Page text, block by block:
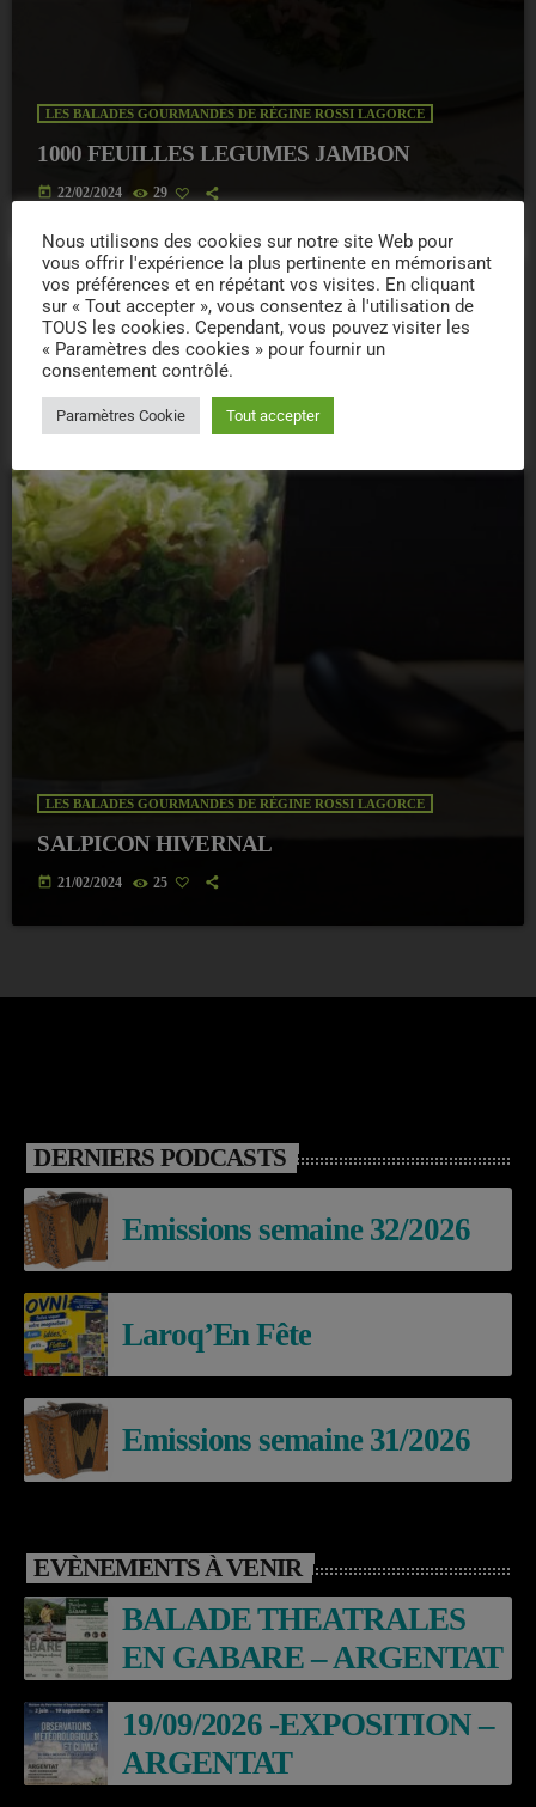
LES BALADES GOURMANDES DE RÉGINE ROSSI LAGORCE
1000 FEUILLES LEGUMES JAMBON
today 22/02/2024 29
insert_link
LES BALADES GOURMANDES DE RÉGINE ROSSI LAGORCE
SALPICON HIVERNAL
today 21/02/2024 25
DERNIERS PODCASTS
Emissions semaine 32/2026
Laroq’En Fête
Emissions semaine 31/2026
EVÈNEMENTS À VENIR
BALADE THEATRALES
EN GABARE – ARGENTAT
19/09/2026 -EXPOSITION –
ARGENTAT
Nous utilisons des cookies sur notre site Web pour
vous offrir l'expérience la plus pertinente en mémorisant
vos préférences et en répétant vos visites. En cliquant
sur « Tout accepter », vous consentez à l'utilisation de
TOUS les cookies. Cependant, vous pouvez visiter les
« Paramètres des cookies » pour fournir un
consentement contrôlé.
Paramètres Cookie Tout accepter